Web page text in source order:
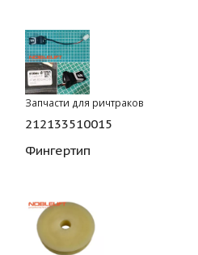
Запчасти для ричтраков
212133510015
Фингертип